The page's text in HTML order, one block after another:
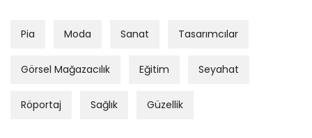
Pia Moda Sanat Tasarımcılar
Görsel Mağazacılık Eğitim Seyahat
Röportaj Sağlık Güzellik